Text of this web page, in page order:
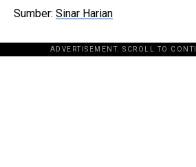
Sumber: Sinar Harian
ADVERTISEMENT. SCROLL TO